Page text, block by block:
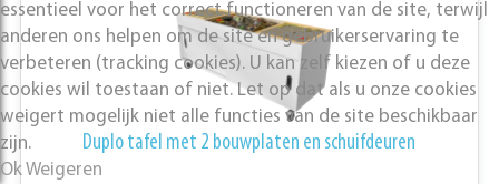
Duplo tafel met 2 bouwplaten en schuifdeuren
essentieel voor het correct functioneren van de site, terwijl
anderen ons helpen om de site en gebruikerservaring te
verbeteren (tracking cookies). U kan zelf kiezen of u deze
cookies wil toestaan of niet. Let op dat als u onze cookies
weigert mogelijk niet alle functies van de site beschikbaar
zijn.
OkWeigeren